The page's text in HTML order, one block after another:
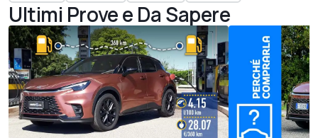
Ultimi Prove e Da Sapere